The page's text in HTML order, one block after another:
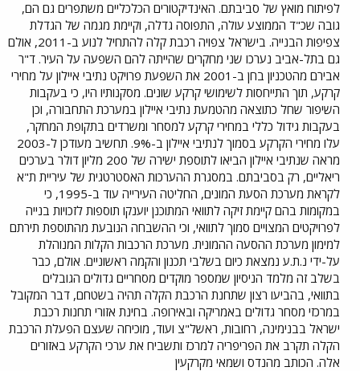
לפיתוח מואץ של סביבתם. האינדיקטורים הכלכליים משתפרים גם הם,
גובה שכ"ד הממוצע עולה, התפוסה גדלה, וקיימת מגמה של הגדלת
צפיפות הבנייה. בישראל צפויה רכבת קלה להתחיל לנוע ב-2011, אולם
גם בתל-אביב נערכו שני מחקרים שהייתה להם השפעה על העיר. ד"ר
אבירם מהטכניון בחן ב-2001 את השפעת פרויקט נתיבי איילון על מחירי
קרקע, תוך התייחסות לשימושי קרקע שונים. מסקנותיו היו, כי בעקבות
השיפור שחל כתוצאה מהטמעת נתיבי איילון במערכת התחבורה, וכן
בעקבות גידול כללי במחירי קרקע למסחר ומשרדים בתקופת המחקר,
עלו מחירי הקרקע בסמוך לנתיבי איילון ב-9%. תחשיב מעודכן ל-2003
מראה שנתיבי איילון הביאו לתוספת ישירה של 200 מליון דולר בערכים
ריאליים, רק בסביבתם. במסגרת ההערכות האסטרטגית של עיריית ת"א
לקראת מערכת הסעת המונים, החליטה העירייה עוד ב-1995, כי
במקומות בהם קיימת זיקה לתוואי המתוכנן יוענקו תוספות לזכויות בנייה
לפרויקטים המצויים סמוך לתוואי, וכי ההשבחה הנובעת מהתוספת תירתם
למימון מערכת ההסעה ההמונית. מערכת הרכבות הקלות המנוהלת
על-ידי נ.ת.ע נמצאת כיום בשלבי תכנון והקמה ראשוניים. אולם, כבר
בשלב זה מלמד הניסיון שמספר מוקדים מסחריים גדולים הגובלים
בתוואי, בהביעו רצון שתחנת הרכבת הקלה תהיה בשטחם, דבר המקובל
במרכזי מסחר גדולים באמריקה ובאירופה. בחינת אזורי תחנות רכבת
ישראל בבנימינה, רחובות, ראשל"צ ועוד, מוכיחה שעצם הפעלת הרכבת
הקלה תקרב את הפריפריה למרכז ותשביח את ערכי הקרקע באזורים
אלה. הכותב מהנדס ושמאי מקרקעין